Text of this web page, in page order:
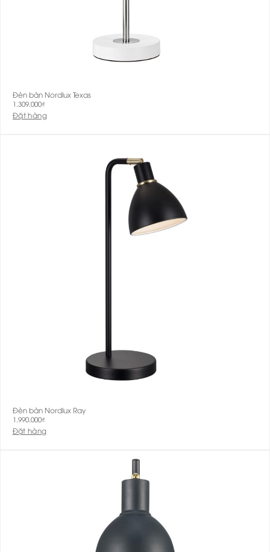
Đèn bàn Nordlux Texas
1.309.000₫
Đặt hàng
Đèn bàn Nordlux Ray
1.990.000₫
Đặt hàng